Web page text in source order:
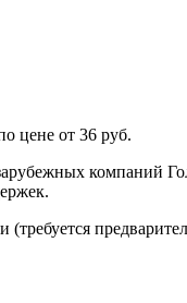
цене от 36 руб.
компаний